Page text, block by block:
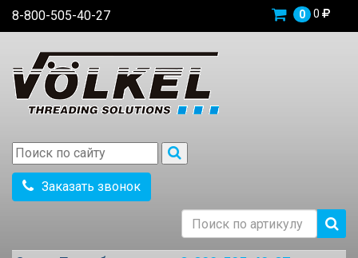
8-800-505-40-27 0 0
Заказать звонок